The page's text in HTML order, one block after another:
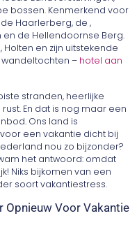
bossen. Kenmerkend voor
Haarlerberg, de ,
de Hellendoornse Berg.
en zijn uitstekende
– hotel aan
stranden, heerlijke
En dat is nog maar een
Ons land is
een vakantie dicht bij
nou zo bijzonder?
het antwoord: omdat
Niks bijkomen van een
soort vakantiestress.
Opnieuw Voor Vakantie